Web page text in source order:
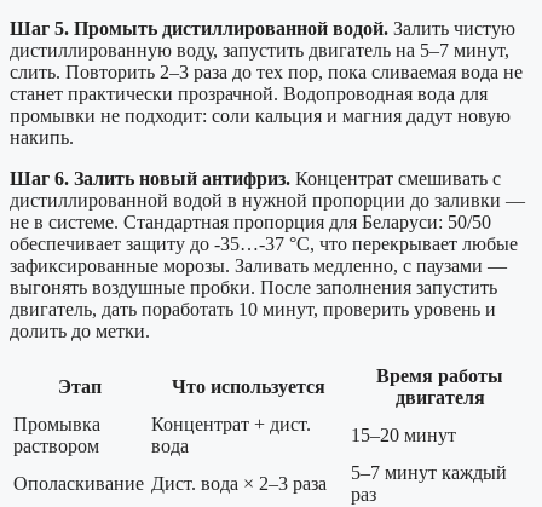
Шаг 5. Промыть дистиллированной водой. Залить чистую
дистиллированную воду, запустить двигатель на 5–7 минут,
слить. Повторить 2–3 раза до тех пор, пока сливаемая вода не
станет практически прозрачной. Водопроводная вода для
промывки не подходит: соли кальция и магния дадут новую
накипь.
Шаг 6. Залить новый антифриз. Концентрат смешивать с
дистиллированной водой в нужной пропорции до заливки —
не в системе. Стандартная пропорция для Беларуси: 50/50
обеспечивает защиту до -35…-37 °C, что перекрывает любые
зафиксированные морозы. Заливать медленно, с паузами —
выгонять воздушные пробки. После заполнения запустить
двигатель, дать поработать 10 минут, проверить уровень и
долить до метки.
Этап Что используется
Время работы
двигателя
Промывка
раствором
Концентрат + дист.
вода
15–20 минут
Ополаскивание Дист. вода × 2–3 раза
5–7 минут каждый
раз